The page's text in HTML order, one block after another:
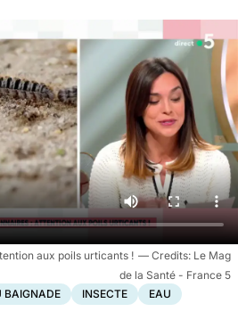
aux poils urticants !
Le Mag
de la Santé - France 5
BAIGNADE INSECTE EAU